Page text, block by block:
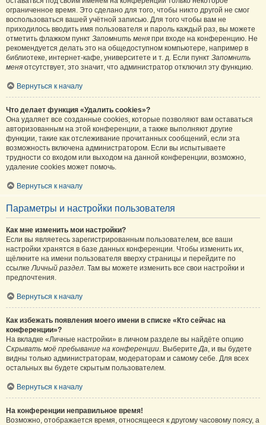
ограниченное время. Это сделано для того, чтобы никто другой не смог
воспользоваться вашей учётной записью. Для того чтобы вам не
приходилось вводить имя пользователя и пароль каждый раз, вы можете
отметить флажком пункт Запомнить меня при входе на конференцию. Не
рекомендуется делать это на общедоступном компьютере, например в
библиотеке, интернет-кафе, университете и т. д. Если пункт Запомнить
меня отсутствует, это значит, что администратор отключил эту функцию.
Вернуться к началу
Что делает функция «Удалить cookies»?
Она удаляет все созданные cookies, которые позволяют вам оставаться
авторизованным на этой конференции, а также выполняют другие
функции, такие как отслеживание прочитанных сообщений, если эта
возможность включена администратором. Если вы испытываете
трудности со входом или выходом на данной конференции, возможно,
удаление cookies может помочь.
Вернуться к началу
Параметры и настройки пользователя
Как мне изменить мои настройки?
Если вы являетесь зарегистрированным пользователем, все ваши
настройки хранятся в базе данных конференции. Чтобы изменить их,
щёлкните на имени пользователя вверху страницы и перейдите по
ссылкеЛичный раздел. Там вы можете изменить все свои настройки и
предпочтения.
Вернуться к началу
Как избежать появления моего имени в списке «Кто сейчас на
конференции»?
На вкладке «Личные настройки» в личном разделе вы найдёте опцию
Скрывать моё пребывание на конференции. ВыберитеДа, и вы будете
видны только администраторам, модераторам и самому себе. Для всех
остальных вы будете скрытым пользователем.
Вернуться к началу
На конференции неправильное время!
Возможно, отображается время, относящееся к другому часовому поясу, а